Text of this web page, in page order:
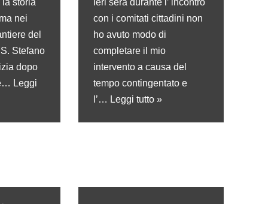
la storia
nei
del
Stefano
dopo
Leggi
Ieri sera durante l’ incontro
con i comitati cittadini non
ho avuto modo di
completare il mio
intervento a causa del
tempo contingentato e
l’… Leggi tutto »